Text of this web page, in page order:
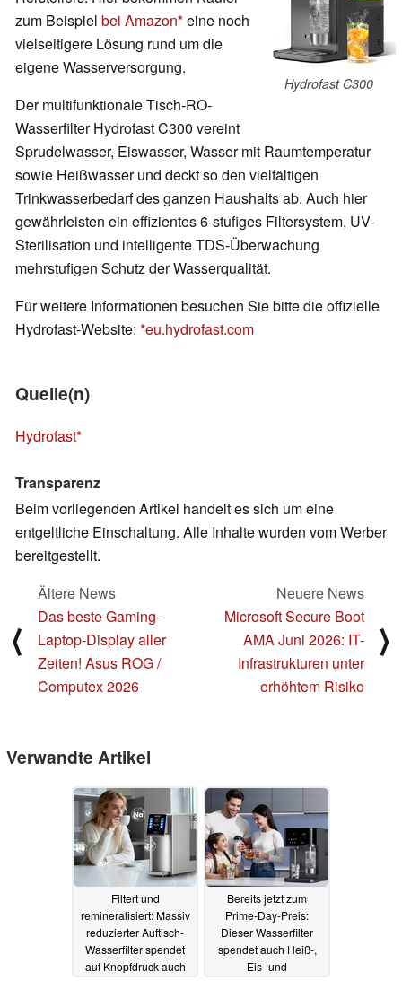
Hydrofast C300
zum Beispiel bei Amazon eine noch
vielseitigere Lösung rund um die
eigene Wasserversorgung.
Der multifunktionale Tisch-RO-
Wasserfilter Hydrofast C300 vereint
Sprudelwasser, Eiswasser, Wasser mit Raumtemperatur
sowie Heißwasser und deckt so den vielfältigen
Trinkwasserbedarf des ganzen Haushalts ab. Auch hier
gewährleisten ein effizientes 6-stufiges Filtersystem, UV-
Sterilisation und intelligente TDS-Überwachung
mehrstufigen Schutz der Wasserqualität.
Für weitere Informationen besuchen Sie bitte die offizielle
Hydrofast-Website: eu.hydrofast.com
Quelle(n)
Hydrofast
Transparenz
Beim vorliegenden Artikel handelt es sich um eine
entgeltliche Einschaltung. Alle Inhalte wurden vom Werber
bereitgestellt.
⟨
Ältere News
Das beste Gaming-
Laptop-Display aller
Zeiten! Asus ROG /
Computex 2026
Neuere News
Microsoft Secure Boot
AMA Juni 2026: IT-
Infrastrukturen unter
erhöhtem Risiko
⟩
Verwandte Artikel
Filtert und
remineralisiert: Massiv
reduzierter Auftisch-
Wasserfilter spendet
auf Knopfdruck auch
Bereits jetzt zum
Prime-Day-Preis:
Dieser Wasserfilter
spendet auch Heiß-,
Eis- und